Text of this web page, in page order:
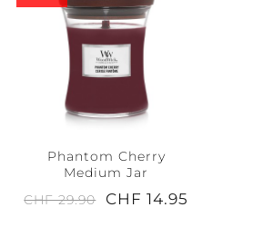
Phantom Cherry
Medium Jar
CHF 29.90
CHF 14.95